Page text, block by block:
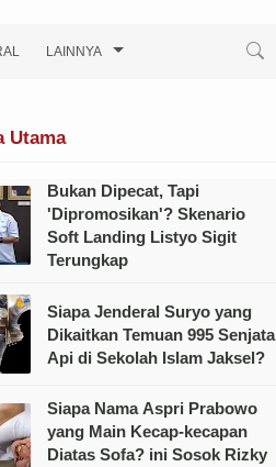
LAINNYA
Utama
Bukan Dipecat, Tapi
'Dipromosikan'? Skenario
Soft Landing Listyo Sigit
Terungkap
Siapa Jenderal Suryo yang
Dikaitkan Temuan 995 Senjata
Api di Sekolah Islam Jaksel?
Siapa Nama Aspri Prabowo
yang Main Kecap-kecapan
Diatas Sofa? ini Sosok Rizky